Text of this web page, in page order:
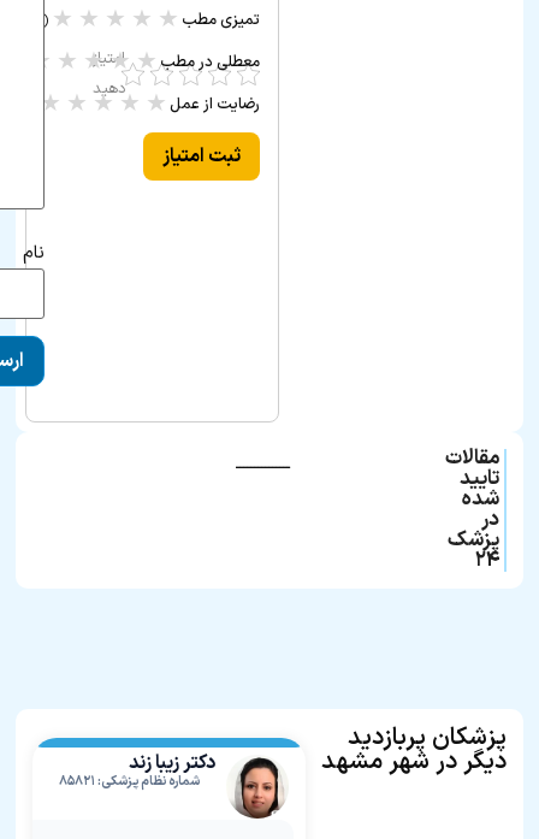
امتیاز
دهید
تمیزی مطب ★
★
★
★
★ (۰ رأی)
معطلی در مطب★
★
★
★
★
رضایت از عمل ★
★
★
★
★
ثبت امتیاز
نام
مقالات
تایید
شده
در
پزشک
۲۴
ـــــــــــــــ
پزشکان پربازدید
دیگر در شهر مشهد دکتر زیبا زند
شماره نظام پزشکی: ۸۵۸۲۱